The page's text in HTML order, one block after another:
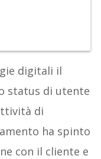
digitali il
status di utente
di
ha spinto
con il cliente e